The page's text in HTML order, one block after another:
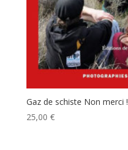
Gaz de schiste Non merci !
25,00 €